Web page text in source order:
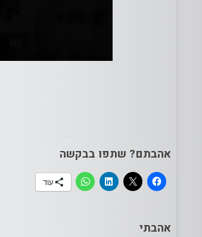
אהבתם? שתפו בבקשה
עוד
אהבתי